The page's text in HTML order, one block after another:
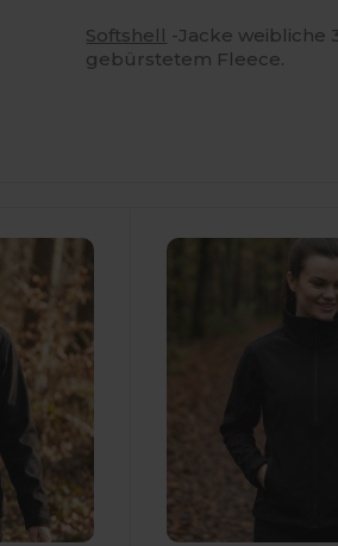
Softshell -Jacke weibliche
gebürstetem Fleece.